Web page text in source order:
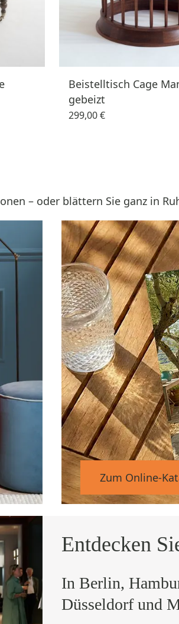
Beistelltisch Cage
gebeizt
299,00 €
– oder blättern Sie ganz in
Zum Online-
Entdecken
In Berlin,
Düsseldorf und